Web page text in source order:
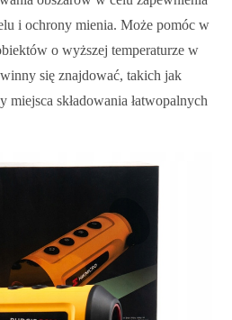
i ochrony mienia. Może pomóc w
o wyższej temperaturze w
się znajdować, takich jak
miejsca składowania łatwopalnych